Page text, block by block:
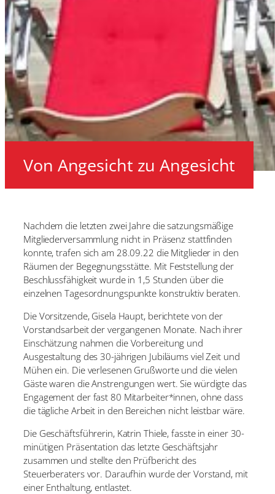
Von Angesicht zu Angesicht
Nachdem die letzten zwei Jahre die satzungsmäßige
Mitgliederversammlung nicht in Präsenz stattfinden
konnte, trafen sich am 28.09.22 die Mitglieder in den
Räumen der Begegnungsstätte. Mit Feststellung der
Beschlussfähigkeit wurde in 1,5 Stunden über die
einzelnen Tagesordnungspunkte konstruktiv beraten.
Die Vorsitzende, Gisela Haupt, berichtete von der
Vorstandsarbeit der vergangenen Monate. Nach ihrer
Einschätzung nahmen die Vorbereitung und
Ausgestaltung des 30-jährigen Jubiläums viel Zeit und
Mühen ein. Die verlesenen Grußworte und die vielen
Gäste waren die Anstrengungen wert. Sie würdigte das
Engagement der fast 80 Mitarbeiter*innen, ohne dass
die tägliche Arbeit in den Bereichen nicht leistbar wäre.
Die Geschäftsführerin, Katrin Thiele, fasste in einer 30-
minütigen Präsentation das letzte Geschäftsjahr
zusammen und stellte den Prüfbericht des
Steuerberaters vor. Daraufhin wurde der Vorstand, mit
einer Enthaltung, entlastet.